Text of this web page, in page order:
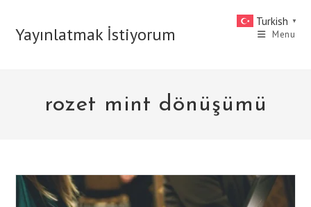
contentYayınlatmak İstiyorum Menu
rozet mint dönüşümü
Turkish ▼